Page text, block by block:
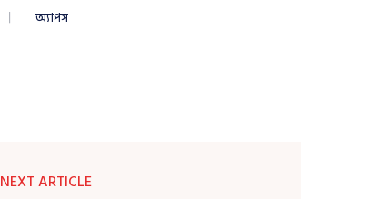
অ্যাপস
NEXT ARTICLE